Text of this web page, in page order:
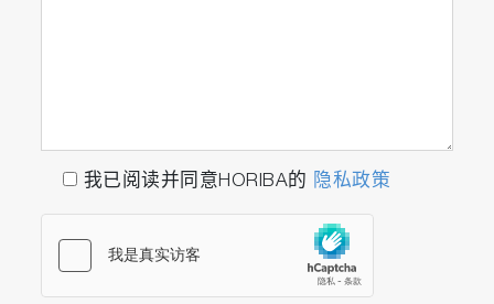
我已阅读并同意HORIBA的 隐私政策